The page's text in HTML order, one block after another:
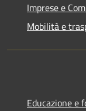
Imprese e
Mobilità e
Educazione e